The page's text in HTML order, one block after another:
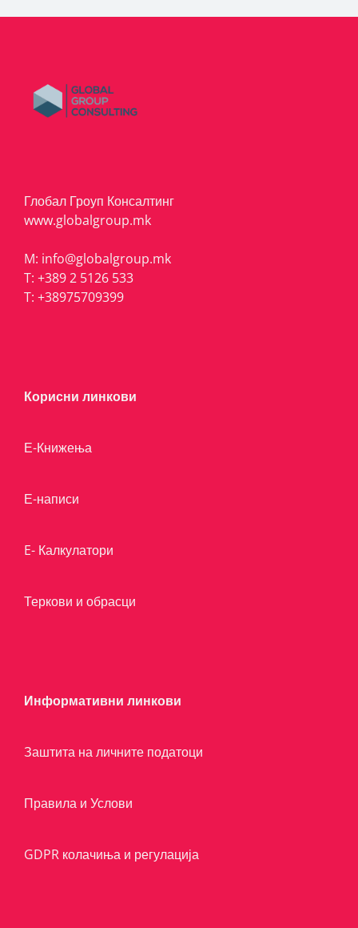
Глобал Гроуп Консалтинг
www.globalgroup.mk
M: info@globalgroup.mk
T: +389 2 5126 533
T: +38975709399
Корисни линкови
Е-Книжења
Е-написи
E- Калкулатори
Теркови и обрасци
Информативни линкови
Заштита на личните податоци
Правила и Услови
GDPR колачиња и регулација